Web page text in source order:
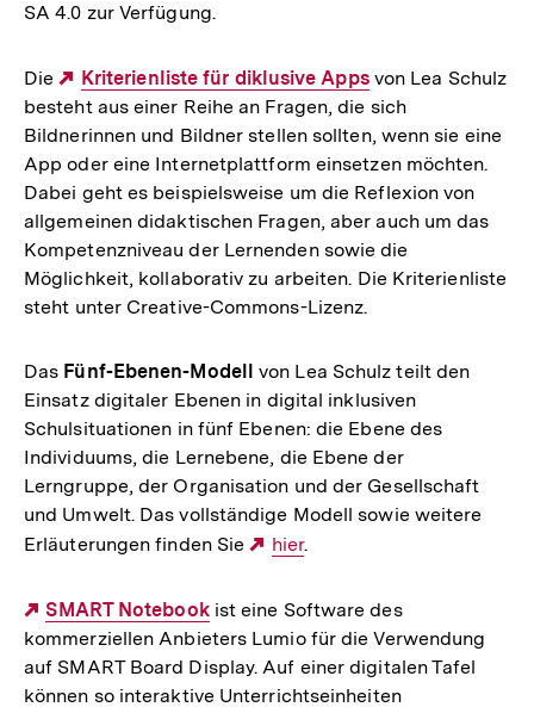
SA 4.0 zur Verfügung.
Die
Externer
Link:
Kriterienliste für diklusive Appsvon Lea Schulz
besteht aus einer Reihe an Fragen, die sich
Bildnerinnen und Bildner stellen sollten, wenn sie eine
App oder eine Internetplattform einsetzen möchten.
Dabei geht es beispielsweise um die Reflexion von
allgemeinen didaktischen Fragen, aber auch um das
Kompetenzniveau der Lernenden sowie die
Möglichkeit, kollaborativ zu arbeiten. Die Kriterienliste
steht unter Creative-Commons-Lizenz.
Das Fünf-Ebenen-Modell
von Lea Schulz teilt den
Einsatz digitaler Ebenen in digital inklusiven
Schulsituationen in fünf Ebenen: die Ebene des
Individuums, die Lernebene, die Ebene der
Lerngruppe, der Organisation und der Gesellschaft
und Umwelt. Das vollständige Modell sowie weitere
Erläuterungen finden Sie
Externer
hier.
Externer
Link:
SMART Notebookist eine Software des
kommerziellen Anbieters Lumio für die Verwendung
auf SMART Board Display. Auf einer digitalen Tafel
können so interaktive Unterrichtseinheiten